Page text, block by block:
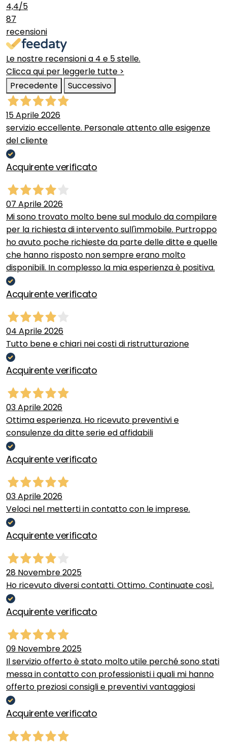
4,4/5
87
recensioni
Le nostre recensioni a 4 e 5 stelle.
Clicca qui per leggerle tutte >
Precedente
Successivo
15 Aprile 2026
servizio eccellente. Personale attento alle esigenze
del cliente
Acquirente verificato
07 Aprile 2026
Mi sono trovato molto bene sul modulo da compilare
per la richiesta di intervento sull'immobile. Purtroppo
ho avuto poche richieste da parte delle ditte e quelle
che hanno risposto non sempre erano molto
disponibili. In complesso la mia esperienza è positiva.
Acquirente verificato
04 Aprile 2026
Tutto bene e chiari nei costi di ristrutturazione
Acquirente verificato
03 Aprile 2026
Ottima esperienza. Ho ricevuto preventivi e
consulenze da ditte serie ed affidabili
Acquirente verificato
03 Aprile 2026
Veloci nel metterti in contatto con le imprese.
Acquirente verificato
28 Novembre 2025
Ho ricevuto diversi contatti. Ottimo. Continuate così.
Acquirente verificato
09 Novembre 2025
Il servizio offerto è stato molto utile perché sono stati
messa in contatto con professionisti i quali mi hanno
offerto preziosi consigli e preventivi vantaggiosi
Acquirente verificato